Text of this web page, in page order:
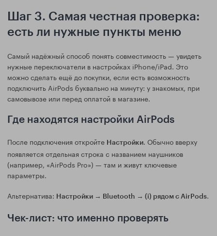
Шаг 3. Самая честная проверка:
есть ли нужные пункты меню
Самый надёжный способ понять совместимость — увидеть
нужные переключатели в настройках iPhone/iPad. Это
можно сделать ещё до покупки, если есть возможность
подключить AirPods буквально на минуту: у знакомых, при
самовывозе или перед оплатой в магазине.
Где находятся настройки AirPods
После подключения откройте Настройки. Обычно вверху
появляется отдельная строка с названием наушников
(например, «AirPods Pro») — там и живут ключевые
параметры.
Альтернатива: Настройки → Bluetooth → (i) рядом с AirPods.
Чек-лист: что именно проверять